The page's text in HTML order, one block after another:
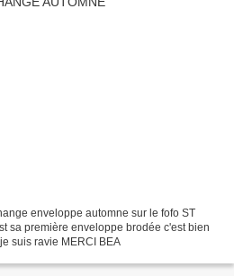
enveloppe automne sur le fofo ST
sa première enveloppe brodée c'est bien
suis ravie MERCI BEA